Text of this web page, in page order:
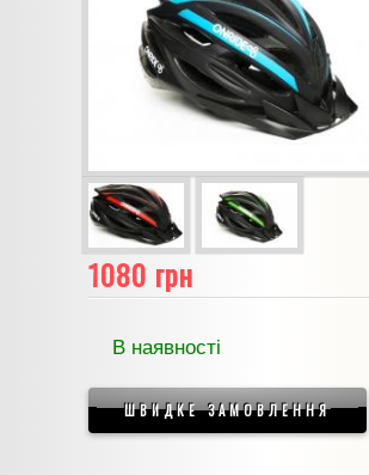
1080 грн
В наявності
ШВИДКЕ ЗАМОВЛЕННЯ